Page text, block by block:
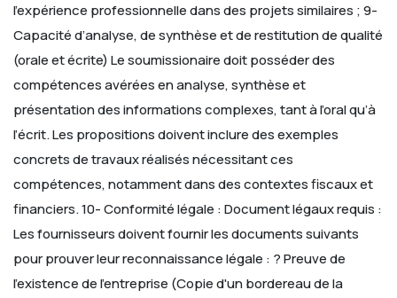
l'expérience professionnelle dans des projets similaires ;9-
Capacité d’analyse, de synthèse et de restitution de qualité
(orale et écrite) Le soumissionaire doit posséder des
compétences avérées en analyse, synthèse et
présentation des informations complexes, tant à l’oral qu’à
l’écrit. Les propositions doivent inclure des exemples
concrets de travaux réalisés nécessitant ces
compétences, notamment dans des contextes fiscaux et
financiers.10- Conformité légale :Document légaux requis :
Les fournisseurs doivent fournir les documents suivants
pour prouver leur reconnaissance légale : ? Preuve de
l'existence de l'entreprise (Copie d'un bordereau de la